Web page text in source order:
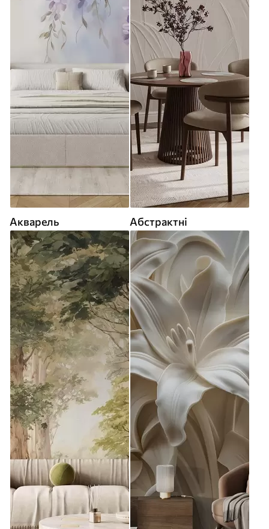
Акварель Абстрактні